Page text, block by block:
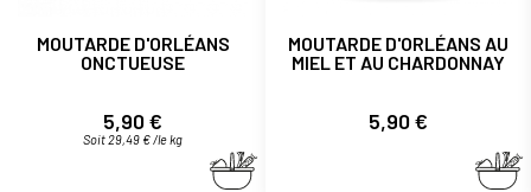
MOUTARDE D'ORLÉANS
ONCTUEUSE
Prix
5,90 €
Soit 29,49 € /le kg
MOUTARDE D'ORLÉANS AU
MIEL ET AU CHARDONNAY
Prix
5,90 €